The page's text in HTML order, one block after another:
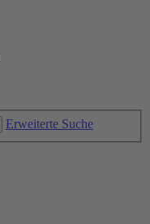
Erweiterte Suche